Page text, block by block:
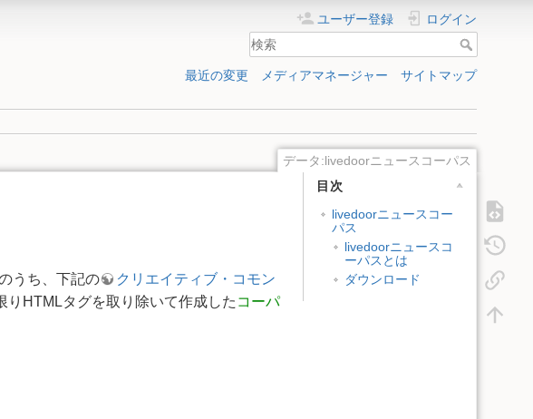
ユーザー登録 ログイン
最近の変更 メディアマネージャー サイトマップ
データ:livedoorニュースコーパス
目次
livedoorニュースコー
パス
livedoorニュースコ
ーパスとは
ダウンロード
のうち、下記の
クリエイティブ・コモン
HTMLタグを取り除いて作成した コーパ